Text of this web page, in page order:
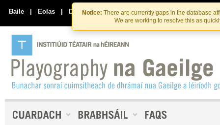
Skip
to
the
content
Skip
to
content
Notice: There are currently gaps in the database
We are working to resolve this as
Baile | Eolas | Déan Teagmháil Linn